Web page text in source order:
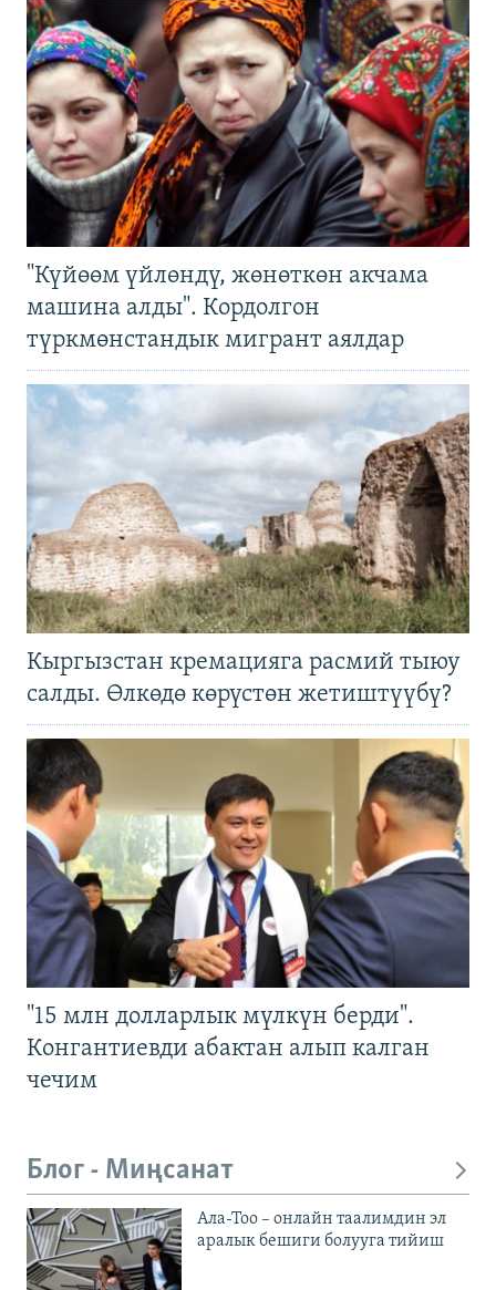
"Күйөөм үйлөндү, жөнөткөн акчама
машина алды". Кордолгон
түркмөнстандык мигрант аялдар
Кыргызстан кремацияга расмий тыюу
салды. Өлкөдө көрүстөн жетиштүүбү?
"15 млн долларлык мүлкүн берди".
Конгантиевди абактан алып калган
чечим
Блог - Миңсанат
Ала-Тоо – онлайн таалимдин эл
аралык бешиги болууга тийиш